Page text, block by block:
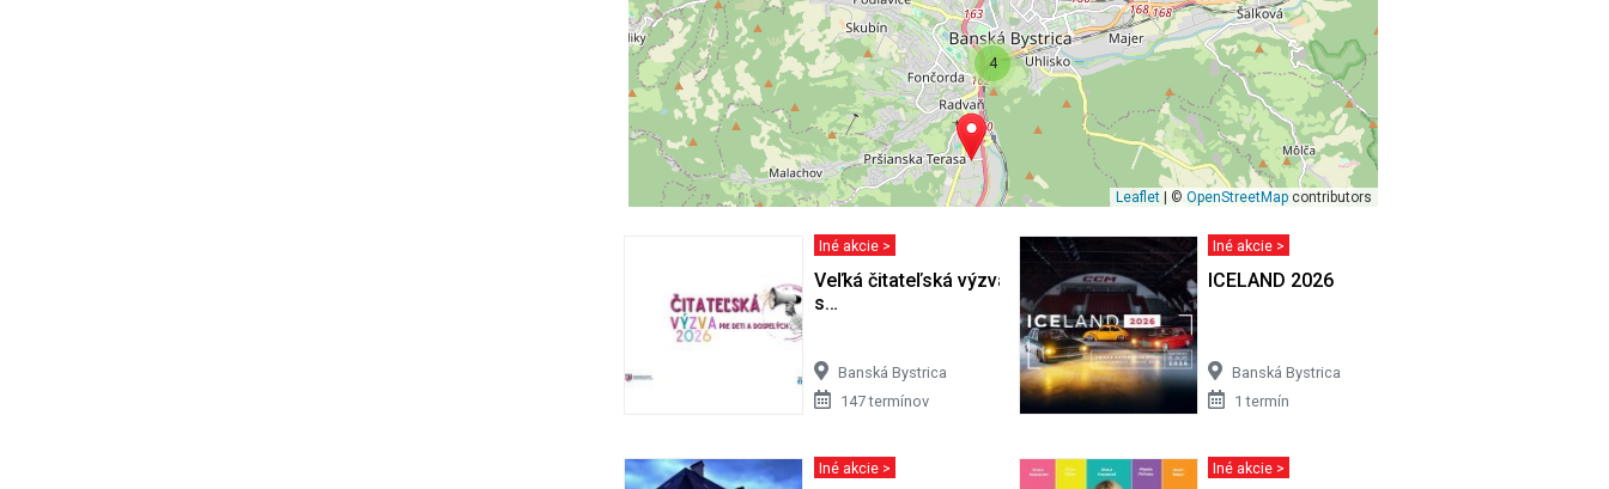
4
Leaflet | ©OpenStreetMap contributors
Iné akcie >
Veľká čitateľská výzva 2026: Prečítajte
s…
Banská Bystrica
147 termínov
Iné akcie >
ICELAND 2026
Banská Bystrica
1 termín
Iné akcie > Iné akcie >